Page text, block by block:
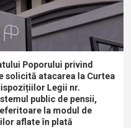
Poporului privind
solicită atacarea la Curtea
Legii nr.
public de pensii,
la modul de
aflate în plată